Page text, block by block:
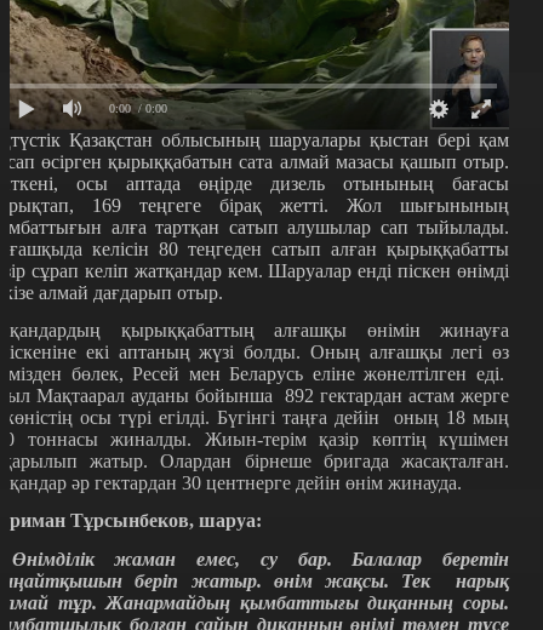
0:00 / 0:00
Қазақстан облысының шаруалары қыстан бері қам
өсірген қырыққабатын сата алмай мазасы қашып отыр.
осы аптада өңірде дизель отынының бағасы
169 теңгеге бірақ жетті. Жол шығынының
алға тартқан сатып алушылар сап тыйылады.
келісін 80 теңгеден сатып алған қырыққабатты
сұрап келіп жатқандар кем. Шаруалар енді піскен өнімді
алмай дағдарып отыр.
қырыққабаттың алғашқы өнімін жинауға
екі аптаның жүзі болды. Оның алғашқы легі өз
бөлек, Ресей мен Беларусь еліне жөнелтілген еді.
Мақтаарал ауданы бойынша 892 гектардан астам жерге
осы түрі егілді. Бүгінгі таңға дейін оның 18 мың
тоннасы жиналды. Жиын-терім қазір көптің күшімен
жатыр. Олардан бірнеше бригада жасақталған.
әр гектардан 30 центнерге дейін өнім жинауда.
Тұрсынбеков, шаруа:
жаман емес, су бар. Балалар беретін
беріп жатыр. өнім жақсы. Тек нарық
тұр. Жанармайдың қымбаттығы диқанның соры.
болған сайын диқанның өнімі төмен түсе